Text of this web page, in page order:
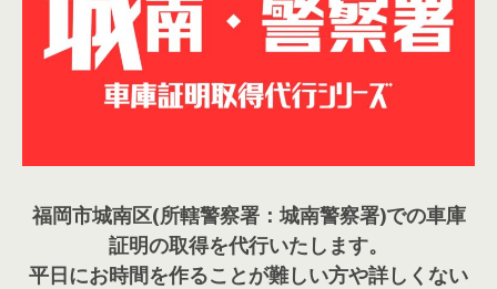
福岡市城南区(所轄警察署：城南警察署)での車庫
証明の取得を代行いたします。
平日にお時間を作ることが難しい方や詳しくない